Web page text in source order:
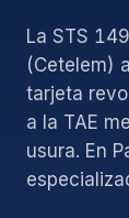
La STS
(Cetelem)
tarjeta
a la TAE
usura. En